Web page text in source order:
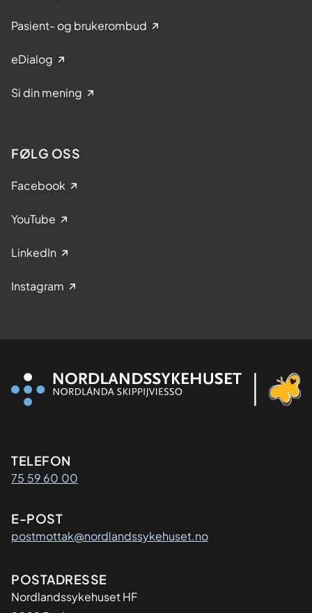
Pasient- og brukerombud
eDialog
Si din mening
FØLG OSS
Facebook
YouTube
LinkedIn
Instagram
Kontaktinformasjon
TELEFON
75 59 60 00
E-POST
postmottak@nordlandssykehuset.no
Adresse
POSTADRESSE
Nordlandssykehuset HF